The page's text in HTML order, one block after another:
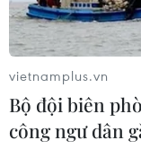
vietnamplus.vn
Bộ đội biên
công ngư dân